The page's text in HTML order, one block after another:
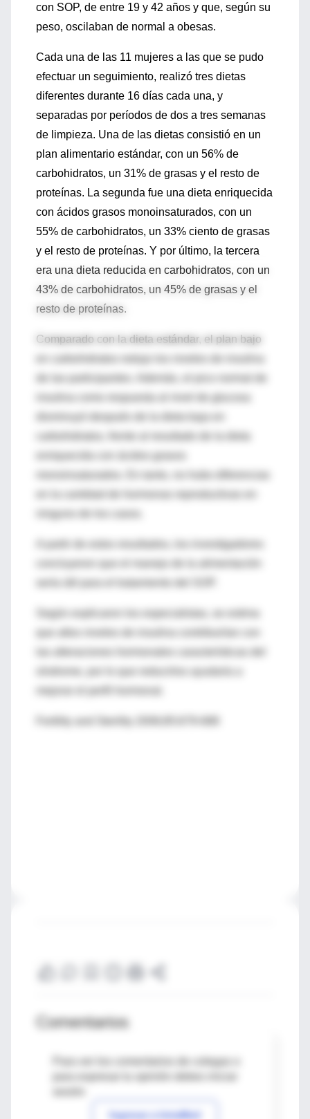
con SOP, de entre 19 y 42 años y que, según su
peso, oscilaban de normal a obesas.
Cada una de las 11 mujeres a las que se pudo
efectuar un seguimiento, realizó tres dietas
diferentes durante 16 días cada una, y
separadas por períodos de dos a tres semanas
de limpieza. Una de las dietas consistió en un
plan alimentario estándar, con un 56% de
carbohidratos, un 31% de grasas y el resto de
proteínas. La segunda fue una dieta enriquecida
con ácidos grasos monoinsaturados, con un
55% de carbohidratos, un 33% ciento de grasas
y el resto de proteínas. Y por último, la tercera
era una dieta reducida en carbohidratos, con un
43% de carbohidratos, un 45% de grasas y el
resto de proteínas.
Comparado con la dieta estándar, el plan bajo
disminuyó después de la dieta baja en
enriquecida con ácidos grasos
ninguno de los casos.
A partir de estos resultados, los investigadores
Según explicaron los especialistas, se estima
Comentarios
Para ver los comentarios de colegas o
Ingresar a IntraMed